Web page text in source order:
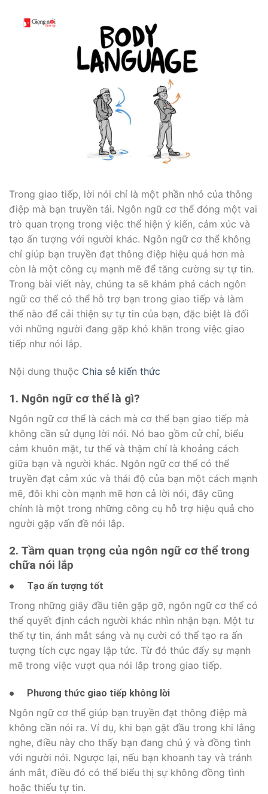
Trong giao tiếp, lời nói chỉ là một phần nhỏ của thông
điệp mà bạn truyền tải. Ngôn ngữ cơ thể đóng một vai
trò quan trọng trong việc thể hiện ý kiến, cảm xúc và
tạo ấn tượng với người khác. Ngôn ngữ cơ thể không
chỉ giúp bạn truyền đạt thông điệp hiệu quả hơn mà
còn là một công cụ mạnh mẽ để tăng cường sự tự tin.
Trong bài viết này, chúng ta sẽ khám phá cách ngôn
ngữ cơ thể có thể hỗ trợ bạn trong giao tiếp và làm
thế nào để cải thiện sự tự tin của bạn, đặc biệt là đối
với những người đang gặp khó khăn trong việc giao
tiếp như nói lắp.
Nội dung thuộc Chia sẻ kiến thức
1. Ngôn ngữ cơ thể là gì?
Ngôn ngữ cơ thể là cách mà cơ thể bạn giao tiếp mà
không cần sử dụng lời nói. Nó bao gồm cử chỉ, biểu
cảm khuôn mặt, tư thế và thậm chí là khoảng cách
giữa bạn và người khác. Ngôn ngữ cơ thể có thể
truyền đạt cảm xúc và thái độ của bạn một cách mạnh
mẽ, đôi khi còn mạnh mẽ hơn cả lời nói, đây cũng
chính là một trong những công cụ hỗ trợ hiệu quả cho
người gặp vấn đề nói lắp.
2. Tầm quan trọng của ngôn ngữ cơ thể trong
chữa nói lắp
● Tạo ấn tượng tốt
Trong những giây đầu tiên gặp gỡ, ngôn ngữ cơ thể có
thể quyết định cách người khác nhìn nhận bạn. Một tư
thế tự tin, ánh mắt sáng và nụ cười có thể tạo ra ấn
tượng tích cực ngay lập tức. Từ đó thúc đẩy sự mạnh
mẽ trong việc vượt qua nói lắp trong giao tiếp.
● Phương thức giao tiếp không lời
Ngôn ngữ cơ thể giúp bạn truyền đạt thông điệp mà
không cần nói ra. Ví dụ, khi bạn gật đầu trong khi lắng
nghe, điều này cho thấy bạn đang chú ý và đồng tình
với người nói. Ngược lại, nếu bạn khoanh tay và tránh
ánh mắt, điều đó có thể biểu thị sự không đồng tình
hoặc thiếu tự tin.